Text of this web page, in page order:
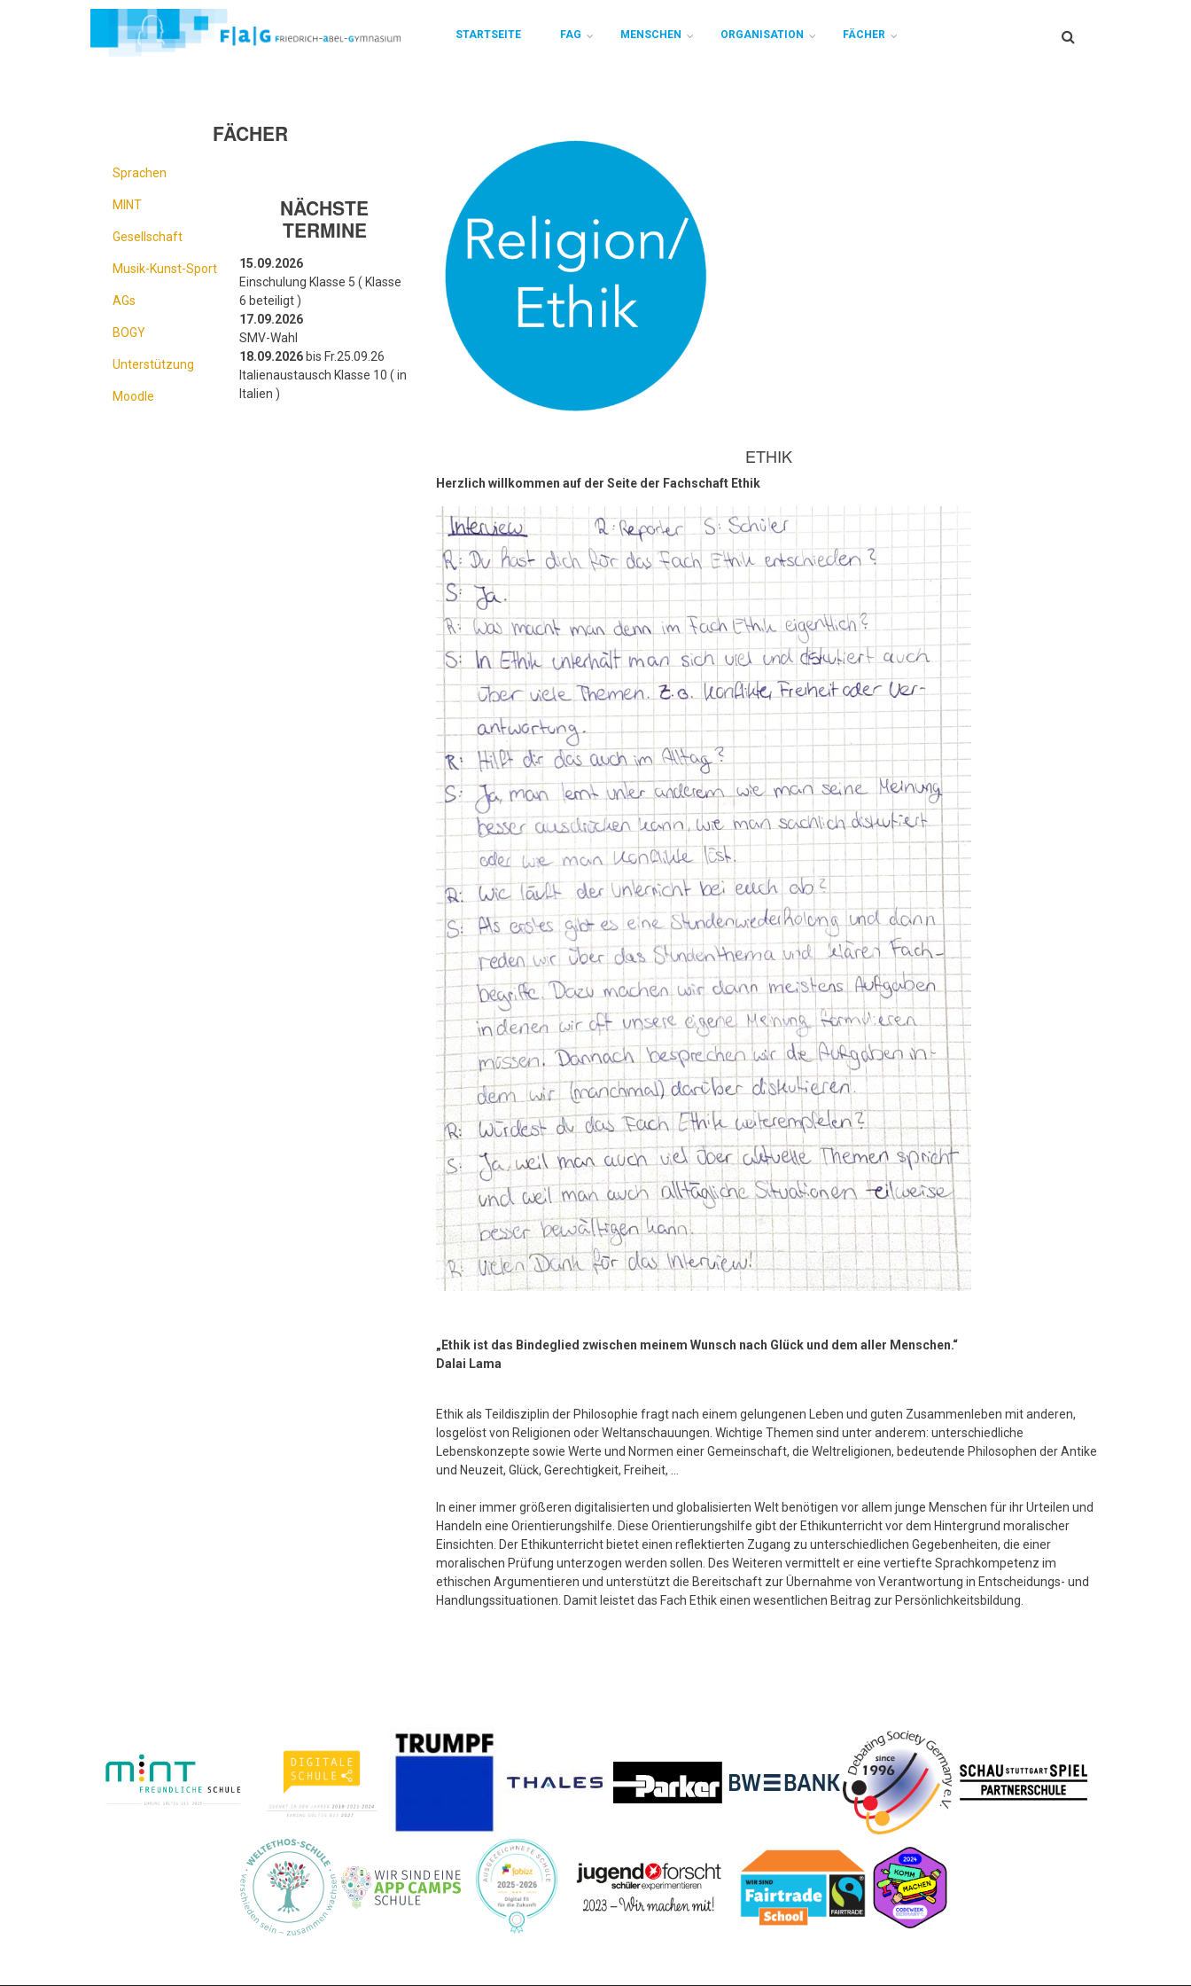
STARTSEITE FAG MENSCHEN ORGANISATION FÄCHER
ETHIK
Herzlich willkommen auf der Seite der Fachschaft Ethik
„Ethik ist das Bindeglied zwischen meinem Wunsch nach Glück und dem aller Menschen.“
Dalai Lama
Ethik als Teildisziplin der Philosophie fragt nach einem gelungenen Leben und guten Zusammenleben mit anderen,
losgelöst von Religionen oder Weltanschauungen. Wichtige Themen sind unter anderem: unterschiedliche
Lebenskonzepte sowie Werte und Normen einer Gemeinschaft, die Weltreligionen, bedeutende Philosophen der Antike
und Neuzeit, Glück, Gerechtigkeit, Freiheit, …
In einer immer größeren digitalisierten und globalisierten Welt benötigen vor allem junge Menschen für ihr Urteilen und
Handeln eine Orientierungshilfe. Diese Orientierungshilfe gibt der Ethikunterricht vor dem Hintergrund moralischer
Einsichten. Der Ethikunterricht bietet einen reflektierten Zugang zu unterschiedlichen Gegebenheiten, die einer
moralischen Prüfung unterzogen werden sollen. Des Weiteren vermittelt er eine vertiefte Sprachkompetenz im
ethischen Argumentieren und unterstützt die Bereitschaft zur Übernahme von Verantwortung in Entscheidungs- und
Handlungssituationen. Damit leistet das Fach Ethik einen wesentlichen Beitrag zur Persönlichkeitsbildung.
FÄCHER
Sprachen
MINT
Gesellschaft
Musik-Kunst-Sport
AGs
BOGY
Unterstützung
Moodle
NÄCHSTE
TERMINE
15.09.2026
Einschulung Klasse 5 ( Klasse
6 beteiligt )
17.09.2026
SMV-Wahl
18.09.2026 bis Fr.25.09.26
Italienaustausch Klasse 10 ( in
Italien )